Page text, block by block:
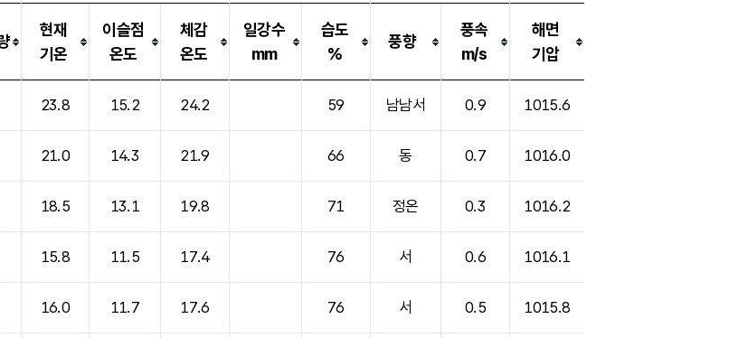
현재
기온
이슬점
온도
체감
온도
일강수
mm
습도
%
풍향
풍속
m/s
해면
기압
23.8 15.2 24.2 59 남남서 0.9 1015.6
21.0 14.3 21.9 66 동 0.7 1016.0
18.5 13.1 19.8 71 정온 0.3 1016.2
15.8 11.5 17.4 76 서 0.6 1016.1
16.0 11.7 17.6 76 서 0.5 1015.8